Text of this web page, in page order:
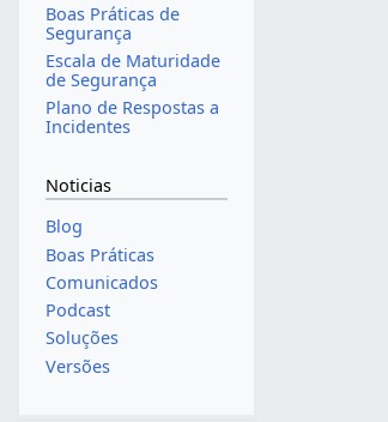
Boas Práticas de
Segurança
Escala de Maturidade
de Segurança
Plano de Respostas a
Incidentes
Noticias
Blog
Boas Práticas
Comunicados
Podcast
Soluções
Versões